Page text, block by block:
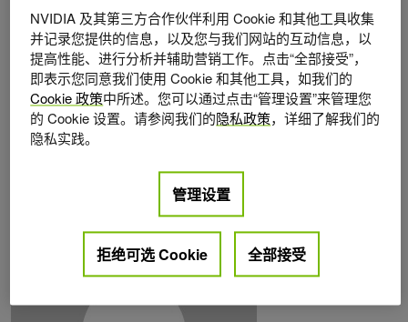
Pradnya Khalate is a senior software engineer at NVIDIA
where she works on development of the CUDA-Q platform
for accelerated quantum supercomputing. She holds a
bachelor’s degree in Electronics and Telecommunication
from University of Pune, and a master’s degree in Computer
Engineering from Syracuse University. Before joining
including performance analysis and quantum compilers.
NVIDIA 及其第三方合作伙伴利用 Cookie 和其他工具收集
并记录您提供的信息，以及您与我们网站的互动信息，以
提高性能、进行分析并辅助营销工作。点击“全部接受”，
即表示您同意我们使用 Cookie 和其他工具，如我们的
Cookie 政策中所述。您可以通过点击“管理设置”来管理您
的 Cookie 设置。请参阅我们的隐私政策，详细了解我们的
隐私实践。
管理设置
拒绝可选 Cookie 全部接受